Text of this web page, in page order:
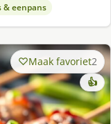
& eenpans
Maak favoriet2
👍